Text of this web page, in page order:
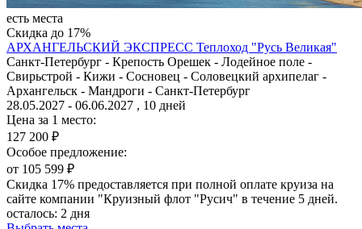
есть места
Скидка до 17%
АРХАНГЕЛЬСКИЙ ЭКСПРЕСС Теплоход "Русь Великая"
Санкт-Петербург - Крепость Орешек - Лодейное поле -
Свирьстрой - Кижи - Сосновец - Соловецкий архипелаг -
Архангельск - Мандроги - Санкт-Петербург
28.05.2027 - 06.06.2027 , 10 дней
Цена за 1 место:
127 200 ₽
Особое предложение:
от 105 599 ₽
Скидка 17% предоставляется при полной оплате круиза на
сайте компании "Круизный флот "Русич" в течение 5 дней.
осталось: 2 дня